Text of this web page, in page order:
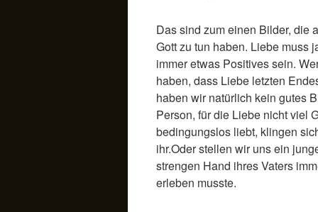
Das sind zum einen Bilder, die
Gott zu tun haben. Liebe muss
immer etwas Positives sein.
haben, dass Liebe letzten
haben wir natürlich kein gutes
Person, für die Liebe nicht viel
bedingungslos liebt, klingen
ihr.Oder stellen wir uns ein
strengen Hand ihres Vaters
erleben musste.